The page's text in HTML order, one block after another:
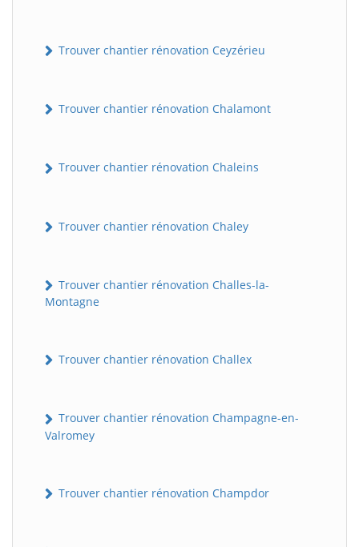
Trouver chantier rénovation Ceyzérieu
Trouver chantier rénovation Chalamont
Trouver chantier rénovation Chaleins
Trouver chantier rénovation Chaley
Trouver chantier rénovation Challes-la-
Montagne
Trouver chantier rénovation Challex
Trouver chantier rénovation Champagne-en-
Valromey
Trouver chantier rénovation Champdor